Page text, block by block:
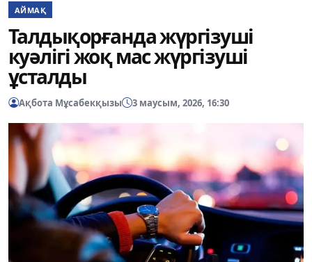
АЙМАҚ
Талдықорғанда жүргізуші
куәлігі жоқ мас жүргізуші
ұсталды
Ақбота Мұсабекқызы 3 маусым, 2026, 16:30